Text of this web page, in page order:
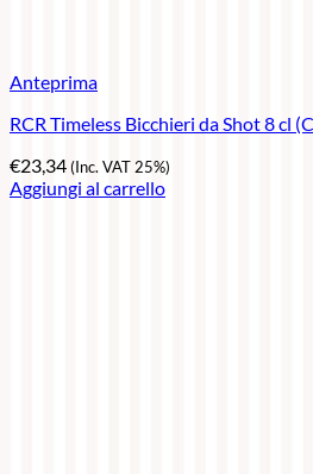
Anteprima
RCR Timeless Bicchieri da Shot 8 cl
€23,34(Inc. VAT 25%)
Aggiungi al carrello